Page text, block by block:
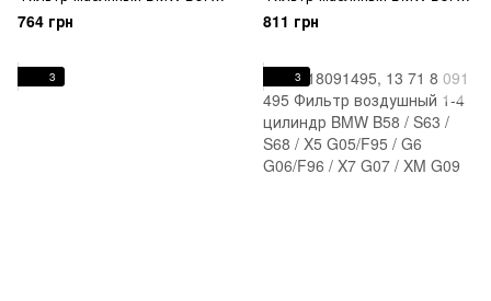
B58 / 1 F20/F21 / 2
F22/F23/G42 / 3
F32/F33/F36/G22/G23/G26 / 5
G30/G31/G38/G60/G61 / 6 G32 /
764 грн
B38 / B46 / B47 / B48 / 1
F20/F21 / 2 F22/F23/G42 / 3
F32/F33/F36/G22/G23/G26 / 5
F10/G30/G31/G38/G60/G61/G68
/ 6 G32 / 7 G11/G12 / X3
F25/G01/G08 / X4 F26/G02 / X5
G05/G18
811 грн
3 3